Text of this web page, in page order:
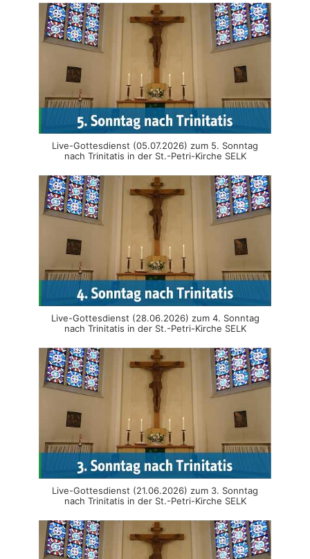
Live-Gottesdienst (05.07.2026) zum 5. Sonntag
nach Trinitatis in der St.-Petri-Kirche SELK
Live-Gottesdienst (28.06.2026) zum 4. Sonntag
nach Trinitatis in der St.-Petri-Kirche SELK
Live-Gottesdienst (21.06.2026) zum 3. Sonntag
nach Trinitatis in der St.-Petri-Kirche SELK